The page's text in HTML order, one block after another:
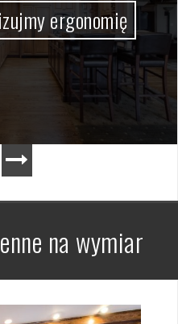
ergonomię
na wymiar